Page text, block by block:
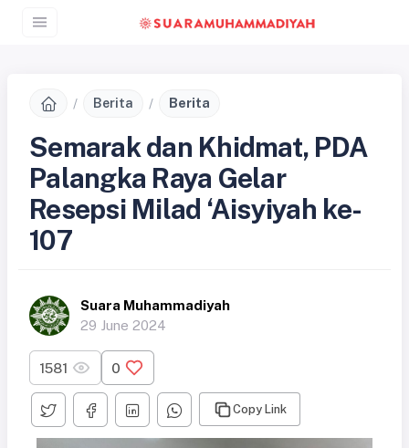
Berita Berita
Semarak dan Khidmat, PDA
Palangka Raya Gelar
Resepsi Milad ‘Aisyiyah ke-
107
Suara Muhammadiyah
29 June 2024
1581 0
Copy Link